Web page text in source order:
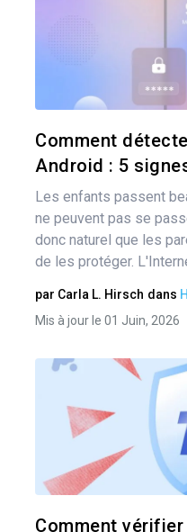
Comment
Android : 5
Les enfants passent
ne peuvent pas se
donc naturel que les
de les protéger.
par Carla L. Hirsch dans
Mis à jour le 01 Juin, 2026
Comment